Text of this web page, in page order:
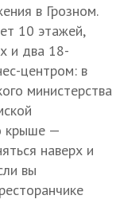
в Грозном.
10 этажей,
и два 18-
центром: в
министерства
крыше —
наверх и
вы